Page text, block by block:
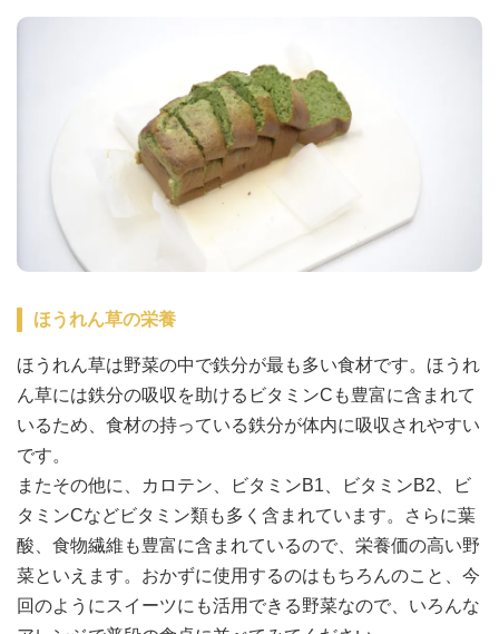
ほうれん草の栄養
ほうれん草は野菜の中で鉄分が最も多い食材です。ほうれ
ん草には鉄分の吸収を助けるビタミンCも豊富に含まれて
いるため、食材の持っている鉄分が体内に吸収されやすい
です。
またその他に、カロテン、ビタミンB1、ビタミンB2、ビ
タミンCなどビタミン類も多く含まれています。さらに葉
酸、食物繊維も豊富に含まれているので、栄養価の高い野
菜といえます。おかずに使用するのはもちろんのこと、今
回のようにスイーツにも活用できる野菜なので、いろんな